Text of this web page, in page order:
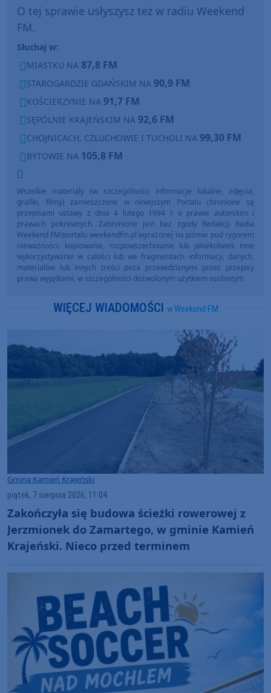
O tej sprawie usłyszysz też w radiu Weekend
FM.
Słuchaj w:
MIASTKU NA 87,8 FM
STAROGARDZIE GDAŃSKIM NA 90,9 FM
KOŚCIERZYNIE NA 91,7 FM
SĘPÓLNIE KRAJEŃSKIM NA 92,6 FM
CHOJNICACH, CZŁUCHOWIE I TUCHOLI NA 99,30 FM
BYTOWIE NA 105,8 FM
Wszelkie materiały (w szczególności informacje lokalne, zdjęcia,
grafiki, filmy) zamieszczone w niniejszym Portalu chronione są
przepisami ustawy z dnia 4 lutego 1994 r. o prawie autorskim i
prawach pokrewnych. Zabronione jest bez zgody Redakcji Radia
Weekend FM/portalu weekendfm.pl wyrażonej na piśmie pod rygorem
nieważności: kopiowanie, rozpowszechnianie lub jakiekolwiek inne
wykorzystywanie w całości lub we fragmentach informacji, danych,
materiałów lub innych treści poza przewidzianymi przez przepisy
prawa wyjątkami, w szczególności dozwolonym użytkiem osobistym.
WIĘCEJ WIADOMOŚCI w Weekend FM
Gmina Kamień Krajeński
piątek, 7 sierpnia 2026, 11:04
Zakończyła się budowa ścieżki rowerowej z
Jerzmionek do Zamartego, w gminie Kamień
Krajeński. Nieco przed terminem